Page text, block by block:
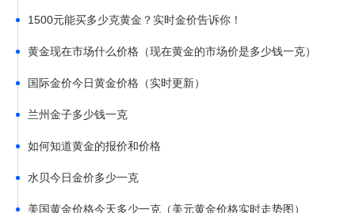
1500元能买多少克黄金？实时金价告诉你！
黄金现在市场什么价格（现在黄金的市场价是多少钱一克）
国际金价今日黄金价格（实时更新）
兰州金子多少钱一克
如何知道黄金的报价和价格
水贝今日金价多少一克
美国黄金价格今天多少一克（美元黄金价格实时走势图）